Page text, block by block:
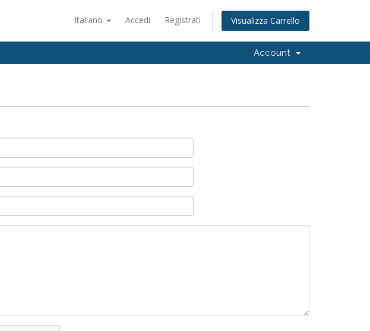
Italiano Accedi Registrati Visualizza Carrello
Account